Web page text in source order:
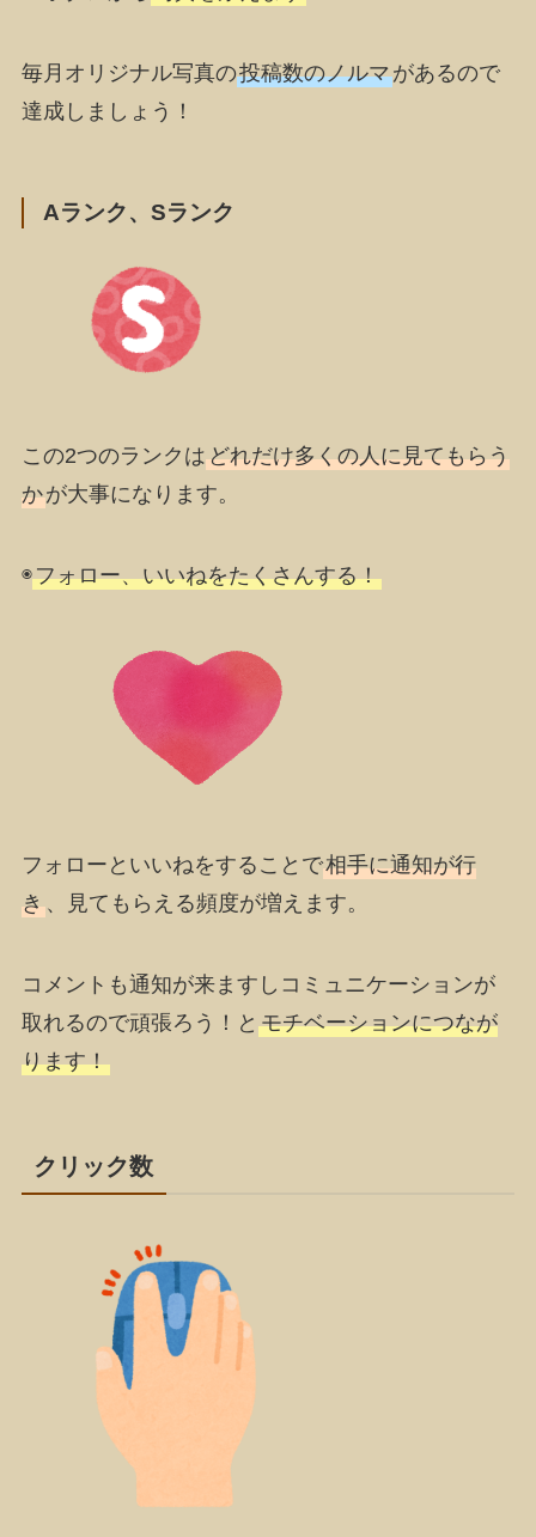
毎月オリジナル写真の投稿数のノルマがあるので
達成しましょう！
Aランク、Sランク
この2つのランクはどれだけ多くの人に見てもらう
かが大事になります。
◉フォロー、いいねをたくさんする！
フォローといいねをすることで相手に通知が行
き、見てもらえる頻度が増えます。
コメントも通知が来ますしコミュニケーションが
取れるので頑張ろう！ と モチベーションにつなが
ります！
クリック数